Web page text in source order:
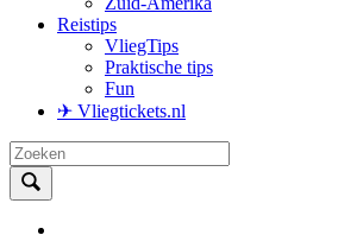
Reistips
VliegTips
Praktische tips
Fun
✈ Vliegtickets.nl